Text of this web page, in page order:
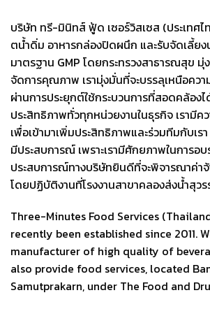
บริษัท ทรี-มินิทส์ ฟู้ด เซอร์วิสเซส (ประเทศ
ตน้ำดิ่ม อาหารกล่องปิดผนึก และรับจัดเลี้ย
มาตรฐาน GMP โดยกระทรวงสาธารณสุข มุ่
จัดการคุณภาพ เรามุ่งมั่นที่จะบรรลุเหนือคว
ผ่านการประยุกต์ใช้กระบวนการที่สอดคล้อง
ประสิทธิภาพทั่วทุกหน่วยงานในธุรกิจ เรามีค
เพื่อเข้ามาเพิ่มประสิทธิภาพและร่วมทีมกับเร
มีประสบการณ์ เพราะเรามีศักยภาพในการอ
ประสบการณ์ทางบริษัทยินดีที่จะพิจารณาค่า
โดยปฏิบัติงานที่โรงงานสาขาคลองส่งน้ำสุว
Three-Minutes Food Services
recently been established since 2011.
manufacturer of high quality of
also provide food services, located
Samutprakarn, under The Food and